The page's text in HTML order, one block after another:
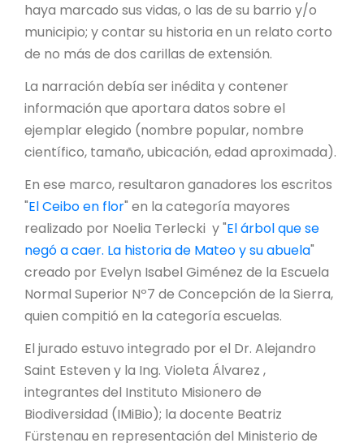
haya marcado sus vidas, o las de su barrio y/o
municipio; y contar su historia en un relato corto
de no más de dos carillas de extensión.
La narración debía ser inédita y contener
información que aportara datos sobre el
ejemplar elegido (nombre popular, nombre
científico, tamaño, ubicación, edad aproximada).
En ese marco, resultaron ganadores los escritos
"El Ceibo en flor" en la categoría mayores
realizado por Noelia Terlecki y "El árbol que se
negó a caer. La historia de Mateo y su abuela"
creado por Evelyn Isabel Giménez de la Escuela
Normal Superior Nº7 de Concepción de la Sierra,
quien compitió en la categoría escuelas.
El jurado estuvo integrado por el Dr. Alejandro
Saint Esteven y la Ing. Violeta Álvarez ,
integrantes del Instituto Misionero de
Biodiversidad (IMiBio); la docente Beatriz
Fürstenau en representación del Ministerio de